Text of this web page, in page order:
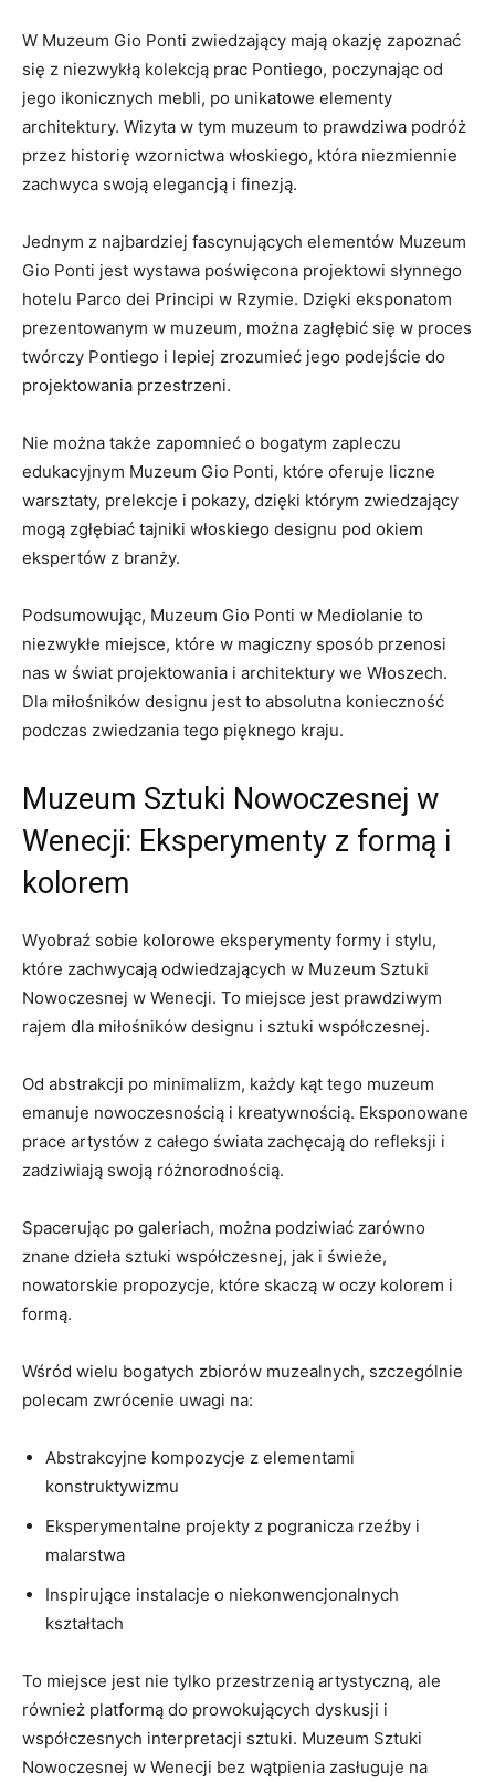
W Muzeum‍ Gio Ponti zwiedzający mają okazję ​zapoznać⁢
się z niezwykłą ⁣kolekcją prac Pontiego,⁣ poczynając ⁣od
jego​ ikonicznych mebli, po‍ unikatowe elementy
architektury. ⁤Wizyta w tym muzeum to ⁢prawdziwa podróż
przez historię wzornictwa ⁣włoskiego, ⁢która niezmiennie
zachwyca swoją elegancją i finezją.
Jednym z najbardziej fascynujących elementów‍ Muzeum
Gio Ponti ⁢jest wystawa poświęcona projektowi ⁤słynnego
⁣hotelu⁣ Parco⁢ dei Principi w Rzymie. ‍Dzięki‍ eksponatom⁢
prezentowanym‍ w ⁢muzeum, można ⁤zagłębić się w proces
⁢twórczy Pontiego i ​lepiej zrozumieć jego⁣ podejście ​do​
projektowania przestrzeni.
Nie⁢ można⁢ także zapomnieć o bogatym zapleczu
edukacyjnym Muzeum Gio Ponti, które oferuje⁢ liczne
warsztaty, prelekcje i pokazy, ‍dzięki którym⁤ zwiedzający
mogą zgłębiać​ tajniki włoskiego‌ designu⁢ pod okiem
ekspertów ​z‍ branży.
Podsumowując, Muzeum Gio Ponti w‌ Mediolanie to
niezwykłe miejsce, które w magiczny sposób ⁤przenosi
nas w ‌świat projektowania​ i architektury ‌we‌ Włoszech.
Dla miłośników designu⁤ jest⁣ to absolutna konieczność
podczas zwiedzania ​tego pięknego ⁢kraju.
Muzeum‍ Sztuki ​Nowoczesnej ⁣w
‌Wenecji: Eksperymenty z‍ formą i
⁤kolorem
Wyobraź sobie kolorowe eksperymenty formy i stylu,
które zachwycają‍ odwiedzających w Muzeum Sztuki
⁣Nowoczesnej w ‌Wenecji. ⁤To miejsce jest‍ prawdziwym
rajem dla miłośników designu ⁣i‍ sztuki współczesnej.
Od abstrakcji‍ po minimalizm, każdy kąt ⁤tego muzeum
emanuje nowoczesnością i kreatywnością. Eksponowane‌
prace ⁣artystów z całego świata‌ zachęcają do refleksji i
zadziwiają swoją różnorodnością.
Spacerując po galeriach, ‍można podziwiać zarówno
znane dzieła⁤ sztuki współczesnej, jak⁢ i świeże,⁣
nowatorskie propozycje, ⁣które skaczą​ w oczy⁤ kolorem i
formą.
Wśród wielu bogatych zbiorów muzealnych, szczególnie
polecam ​zwrócenie uwagi ​na:
Abstrakcyjne kompozycje z​ elementami
konstruktywizmu
Eksperymentalne ‌projekty z pogranicza rzeźby i
malarstwa
Inspirujące instalacje o niekonwencjonalnych
kształtach
To miejsce jest nie⁤ tylko przestrzenią ‌artystyczną, ⁣ale
również platformą do⁣ prowokujących‌ dyskusji ⁢i ​
współczesnych interpretacji sztuki. Muzeum ⁣Sztuki‍
Nowoczesnej w Wenecji bez wątpienia zasługuje na